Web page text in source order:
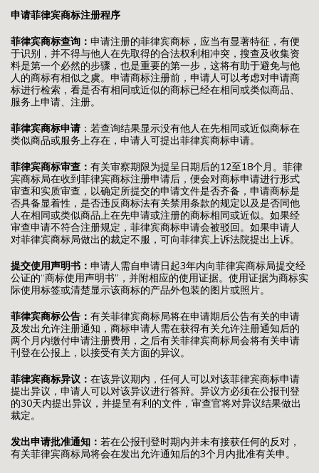
申请菲律宾商标注册程序
菲律宾商标查询 ： 申请注册的菲律宾商标，应当有显著特征，有便
于识别，并不得与他人在先取得的合法权利相冲突，搜查及收集资
料是第一个必然的步骤，也是重要的第一步，这将有助于避免与他
人的商标有相似之虞。申请商标注册前，申请人可以考虑对申请商
标进行检索，看是否有相同或近似的商标已经在相同或类似商品、
服务上申请、注册。
菲律宾商标申请：若查询结果显示没有他人在先相同或近似商标在
类似商品或服务上存在，申请人可提出菲律宾商标申请。
菲律宾商标审查： 有关审察期限为提呈日期后的12至18个月。菲律
宾商标局在收到菲律宾商标注册申请后，便会对商标申请进行形式
审查和实质审查，以确定所提交的申请文件是否齐备，申请商标是
否具备显着性，是否违反商标法有关禁用条款的规定以及是否同他
人在相同或类似商品上在先申请或注册的商标相同或近似。如果经
审查申请不符合注册规定，菲律宾商标申请会被驳回。如果申请人
对菲律宾商标局做出的裁定不服，可向菲律宾上诉法院提出上诉。
提交使用声明书 ： 申请人需自申请日起3年内向菲律宾商标局提交经
公证的“商标使用声明书”，并附相应的使用证据。使用证据为商标实
际使用标签或清楚显示该商标的产品外包装的图片或照片。
菲律宾商标公告： 有关菲律宾商标局将在申请期后公告有关的申请
及发出允许注册通知，商标申请人需在获得有关允许注册通知后的
两个月内缴付申请注册费用，之后有关菲律宾商标局会将有关申请
刊登在公报上，以接受有关方面的异议。
菲律宾商标异议： 在该异议期内，任何人可以对该菲律宾商标申请
提出异议，申请人可以对该异议进行答辩。异议方必须在公报刊登
的30天内提出异议，并提呈有利的文件，审查官将对异议结果做出
裁定。
发出申请批准通知： 若在公报刊登时期内并未有接获任何的反对，
有关菲律宾商标局将会在发出允许通知后的3个月内批准有关申。